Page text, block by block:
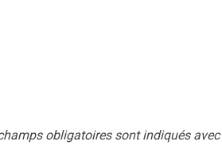
obligatoires sont indiqués avec